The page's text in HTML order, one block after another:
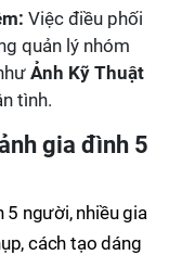
Việc điều phối
quản lý nhóm
Ảnh Kỹ Thuật
tình.
gia đình 5
5 người, nhiều gia
cách tạo dáng